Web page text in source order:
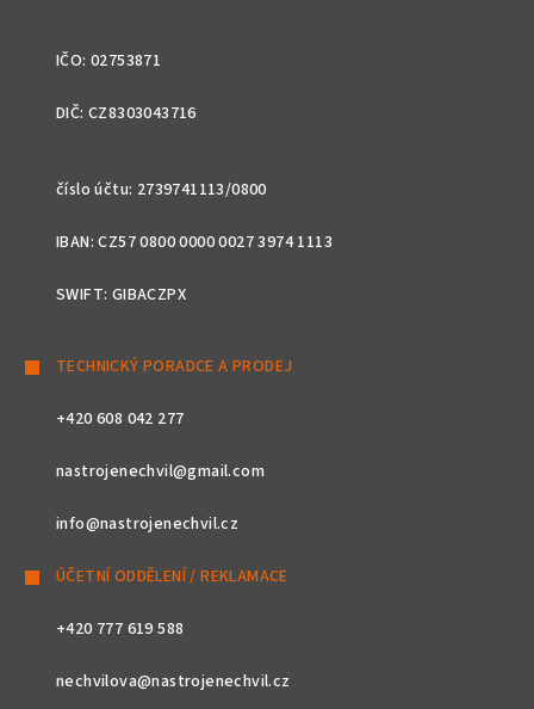
IČO: 02753871
DIČ: CZ8303043716
číslo účtu: 2739741113/0800
IBAN: CZ57 0800 0000 0027 3974 1113
SWIFT: GIBACZPX
TECHNICKÝ PORADCE A PRODEJ
+420 608 042 277
nastrojenechvil@gmail.com
info@nastrojenechvil.cz
ÚČETNÍ ODDĚLENÍ / REKLAMACE
+420 777 619 588
nechvilova@nastrojenechvil.cz